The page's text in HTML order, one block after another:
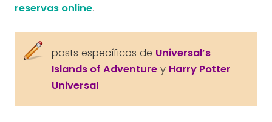
reservas online.
posts específicos de Universal’s
Islands of Adventurey Harry Potter
Universal